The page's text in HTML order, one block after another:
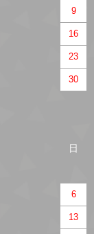
9
16
23
30
日
6
13